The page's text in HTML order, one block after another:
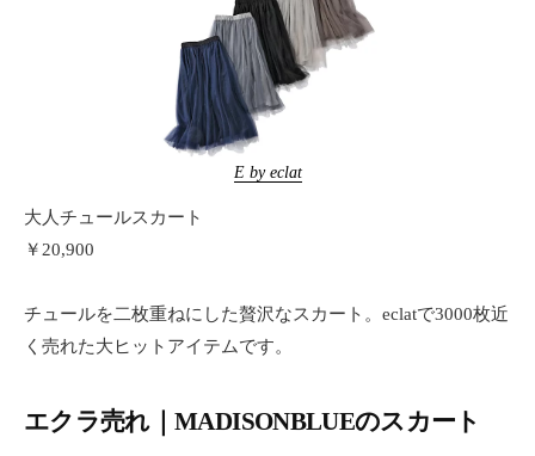
E by eclat
大人チュールスカート
￥20,900
チュールを二枚重ねにした贅沢なスカート。eclatで3000枚近
く売れた大ヒットアイテムです。
エクラ売れ｜MADISONBLUEのスカート